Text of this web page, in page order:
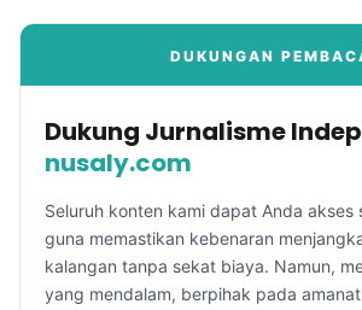
DUKUNGAN
Dukung Jurnalisme
nusaly.com
Seluruh konten kami dapat Anda akses
guna memastikan kebenaran
kalangan tanpa sekat biaya. Namun,
yang mendalam, berpihak pada